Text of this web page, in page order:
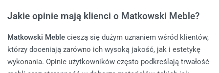
Jakie opinie mają klienci o Matkowski Meble?
Matkowski Meble cieszą się dużym uznaniem wśród klientów,
którzy doceniają zarówno ich wysoką jakość, jak i estetykę
wykonania. Opinie użytkowników często podkreślają trwałość